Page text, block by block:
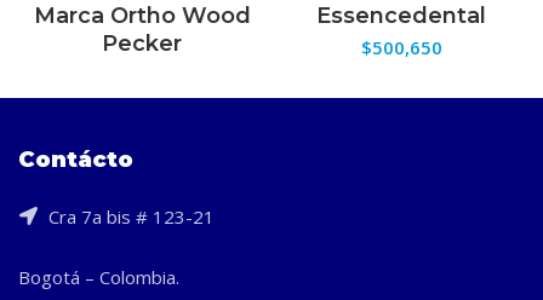
Marca Ortho Wood
Pecker
Essencedental
$500,650
Contácto
Cra 7a bis # 123-21
Bogotá – Colombia.